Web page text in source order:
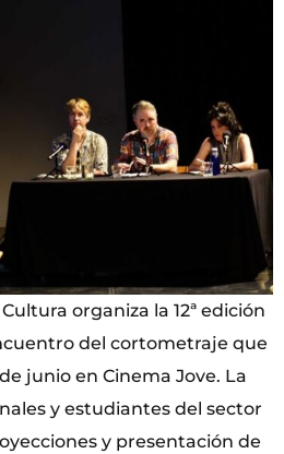
organiza la 12ª edición
del cortometraje que
junio en Cinema Jove. La
y estudiantes del sector
y presentación de